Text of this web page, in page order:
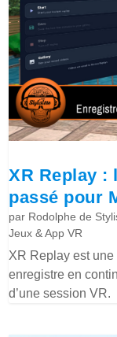
XR Replay :
passé pour
par Rodolphe de
Jeux & App VR
XR Replay est une
enregistre en
d’une session VR.